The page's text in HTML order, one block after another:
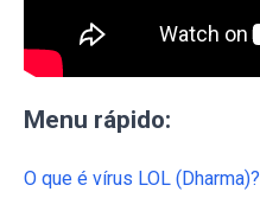
Menu rápido:
O que é vírus LOL (Dharma)?